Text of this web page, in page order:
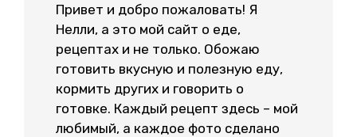
Привет и добро пожаловать! Я
Нелли, а это мой сайт о еде,
рецептах и не только. Обожаю
готовить вкусную и полезную еду,
кормить других и говорить о
готовке. Каждый рецепт здесь – мой
любимый, а каждое фото сделано